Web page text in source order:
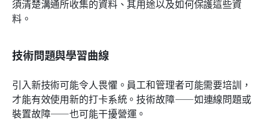
須清楚溝通所收集的資料、其用途以及如何保護這些資
料。
技術問題與學習曲線
引入新技術可能令人畏懼。員工和管理者可能需要培訓，
才能有效使用新的打卡系統。技術故障——如連線問題或
裝置故障——也可能干擾營運。